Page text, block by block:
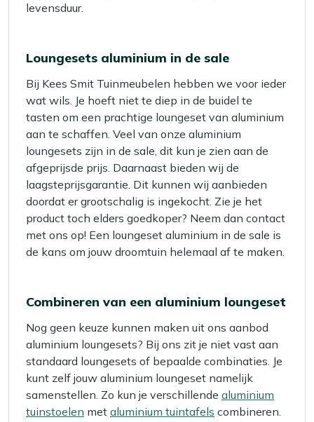
levensduur.
Loungesets aluminium in de sale
Bij Kees Smit Tuinmeubelen hebben we voor ieder
wat wils. Je hoeft niet te diep in de buidel te
tasten om een prachtige loungeset van aluminium
aan te schaffen. Veel van onze aluminium
loungesets zijn in de sale, dit kun je zien aan de
afgeprijsde prijs. Daarnaast bieden wij de
laagsteprijsgarantie. Dit kunnen wij aanbieden
doordat er grootschalig is ingekocht. Zie je het
product toch elders goedkoper? Neem dan contact
met ons op! Een loungeset aluminium in de sale is
de kans om jouw droomtuin helemaal af te maken.
Combineren van een aluminium loungeset
Nog geen keuze kunnen maken uit ons aanbod
aluminium loungesets? Bij ons zit je niet vast aan
standaard loungesets of bepaalde combinaties. Je
kunt zelf jouw aluminium loungeset namelijk
samenstellen. Zo kun je verschillende aluminium
tuinstoelen met aluminium tuintafels combineren.